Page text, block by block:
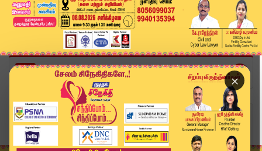
×
Home
வீடியோ ஸ்டோரி
Erode TVK Meeting | “தலைவர் வரார்… நல்லது செய்ய...